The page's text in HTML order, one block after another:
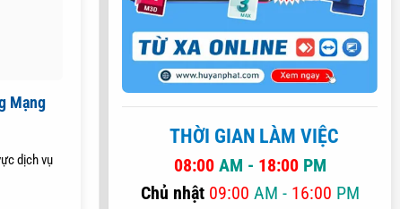
Mạng
dịch vụ
THỜI GIAN LÀM VIỆC
08:00AM - 18:00PM
Chủ nhật 09:00 AM - 16:00 PM